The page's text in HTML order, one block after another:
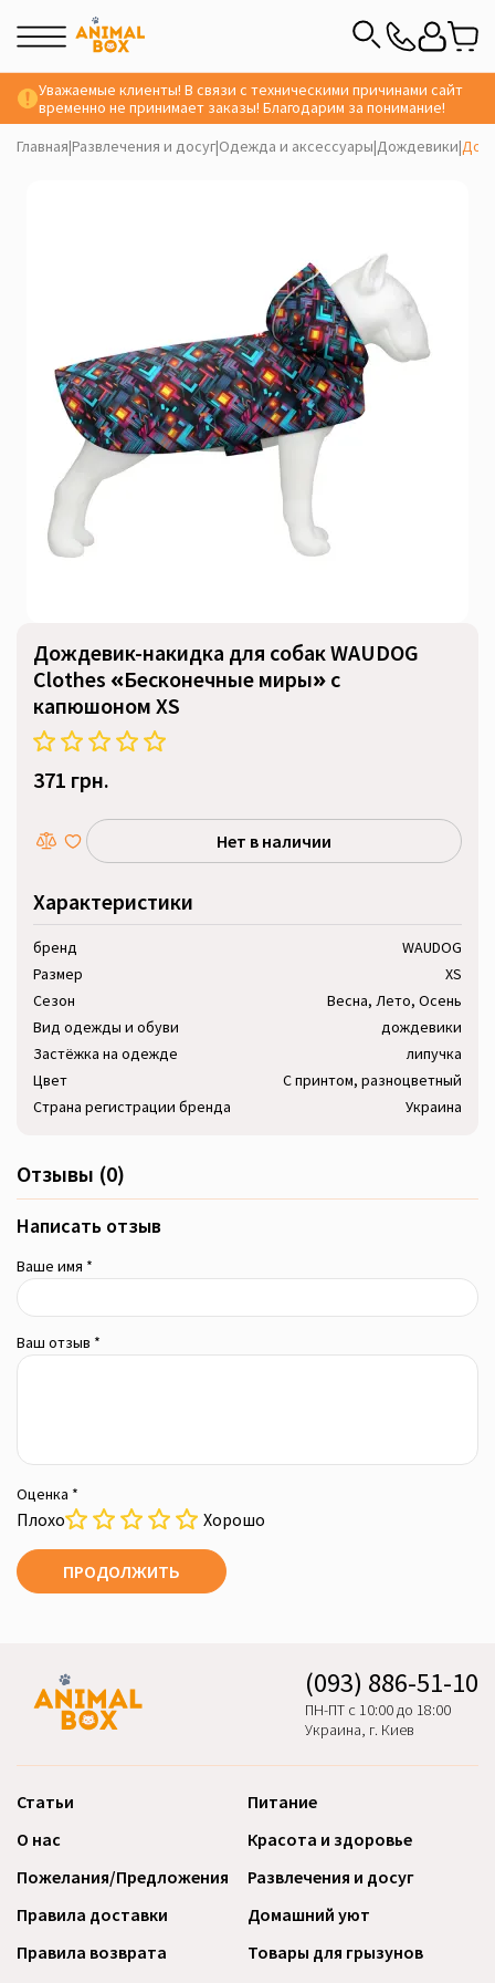
Уважаемые клиенты! В связи с техническими причинами сайт
временно не принимает заказы! Благодарим за понимание!
Главная|Развлечения и досуг|Одежда и аксессуары|Дождевики|
Дождевик-накидка для собак WAUDOG
Clothes «Бесконечные миры» с
капюшоном XS
371 грн.
Нет в наличии
Характеристики
бренд
WAUDOG
Размер
XS
Сезон
Весна, Лето, Осень
Вид одежды и обуви
дождевики
Застёжка на одежде
липучка
Цвет
С принтом, разноцветный
Страна регистрации бренда
Украина
Отзывы (0)
Написать отзыв
Ваше имя *
Ваш отзыв *
Оценка *
Плохо Хорошо
ПРОДОЛЖИТЬ
(093) 886-51-10
ПН-ПТ с 10:00 до 18:00
Украина, г. Киев
Статьи
О нас
Пожелания/Предложения
Правила доставки
Правила возврата
Питание
Красота и здоровье
Развлечения и досуг
Домашний уют
Товары для грызунов